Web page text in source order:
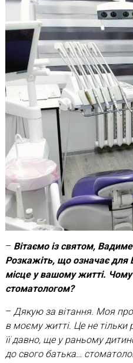
– Вітаємо із святом,
Розкажіть, що означає для
місце у вашому житті.
стоматологом?
– Дякую за вітання. Моя
в моєму житті. Це не тільки
її давно, ще у раньому
до свого батька…